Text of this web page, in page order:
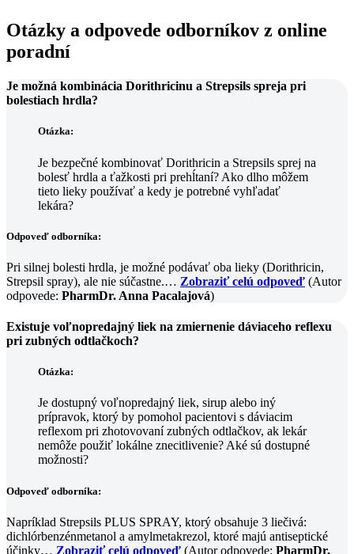
Otázky a odpovede odborníkov z online
poradní
Je možná kombinácia Dorithricinu a Strepsils spreja pri
bolestiach hrdla?
Otázka:
Je bezpečné kombinovať Dorithricin a Strepsils sprej na
bolesť hrdla a ťažkosti pri prehĺtaní? Ako dlho môžem
tieto lieky používať a kedy je potrebné vyhľadať
lekára?
Odpoveď odborníka:
Pri silnej bolesti hrdla, je možné podávať oba lieky (Dorithricin,
Strepsil spray), ale nie súčastne.… Zobraziť celú odpoveď (Autor
odpovede: PharmDr. Anna Pacalajová)
Existuje voľnopredajný liek na zmiernenie dáviaceho reflexu
pri zubných odtlačkoch?
Otázka:
Je dostupný voľnopredajný liek, sirup alebo iný
prípravok, ktorý by pomohol pacientovi s dáviacim
reflexom pri zhotovovaní zubných odtlačkov, ak lekár
nemôže použiť lokálne znecitlivenie? Aké sú dostupné
možnosti?
Odpoveď odborníka:
Napríklad Strepsils PLUS SPRAY, ktorý obsahuje 3 liečivá:
dichlórbenzénmetanol a amylmetakrezol, ktoré majú antiseptické
účinky… Zobraziť celú odpoveď (Autor odpovede: PharmDr.